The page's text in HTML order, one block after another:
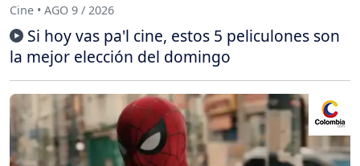
Cine • AGO 9 / 2026
Si hoy vas pa'l cine, estos 5 peliculones son
la mejor elección del domingo